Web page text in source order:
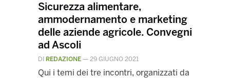
Sicurezza alimentare,
ammodernamento e marketing
delle aziende agricole. Convegni
ad Ascoli
DI REDAZIONE — 29 GIUGNO 2021
Qui i temi dei tre incontri, organizzati da